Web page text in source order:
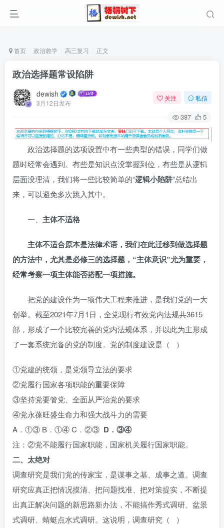
首页 政治教学 高三复习 正文
政治选择题常设陷阱
dewish
3月12日发布
关注 私信
387 5
政治选择题的选项设置中有一些典型的错误，同学们做
题时经常会遇到。有些是知识点没掌握到位，有些是从逻辑
层面没理清，我们将一些比较简单的“逻辑小陷阱”总结出
来，可以避免多次跳入其中。
一、 主体不适格
主体不适合原本是法律术语，我们在此迁移到做选择题
的方法中，尤其是必修三的选择题，“主体意识”尤为重要，
经常考察一项主体能否搭配一项措施。
把党的建设作为一项伟大工程来推进，是我们党的一大
创举。截至2021年7月1日，全党现行有效党内法规共3615
部，形成了一个比较完善的党内法规体系，并以此为主形成
了一套系统完备的党的制度。党的制度建设是（ ）
①党建的统领，是党领导立法的要求
②党履行国家各项职能的重要保障
③坚持党要管党、全面从严治党的要求
④党永葆旺盛生命力和强大战斗力的需要
A．①③ B．①④ C．②③ D．③④
注：②党不能履行国家职能，国家机关履行国家职能。
二、太绝对
调查研究是我们党的传家宝，是谋事之基、成事之道。调查
研究应真正把情况摸清、把问题找准、把对策提实，不断提
出真正解决问题的新思路新办法，不能搞作秀式调研、盆景
式调研、蜻蜓点水式调研。这说明，调查研究（ ）